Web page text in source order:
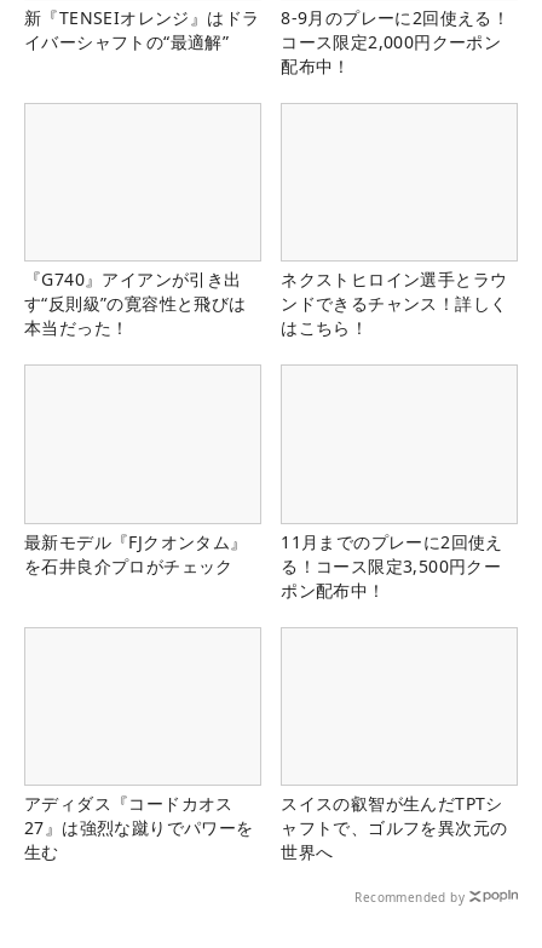
新『TENSEIオレンジ』はドラ
イバーシャフトの“最適解”
8-9月のプレーに2回使える！
コース限定2,000円クーポン
配布中！
『G740』アイアンが引き出
す“反則級”の寛容性と飛びは
本当だった！
ネクストヒロイン選手とラウ
ンドできるチャンス！詳しく
はこちら！
最新モデル『FJクオンタム』
を石井良介プロがチェック
11月までのプレーに2回使え
る！コース限定3,500円クー
ポン配布中！
アディダス『コードカオス
27』は強烈な蹴りでパワーを
生む
スイスの叡智が生んだTPTシ
ャフトで、ゴルフを異次元の
世界へ
Recommended by